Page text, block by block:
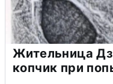
Жительница
копчик при